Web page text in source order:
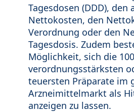
Tagesdosen (DDD), den
Nettokosten, den
Verordnung oder den
Tagesdosis. Zudem
Möglichkeit, sich die
verordnungsstärksten
teuersten Präparate im
Arzneimittelmarkt als
anzeigen zu lassen.